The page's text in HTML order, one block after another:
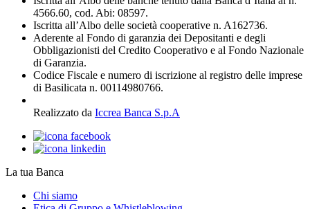
4566.60, cod. Abi: 08597.
Iscritta all’Albo delle società cooperative n. A162736.
Aderente al Fondo di garanzia dei Depositanti e degli
Obbligazionisti del Credito Cooperativo e al Fondo Nazionale
di Garanzia.
Codice Fiscale e numero di iscrizione al registro delle imprese
di Basilicata n. 00114980766.
Realizzato da Iccrea Banca S.p.A
La tua Banca
Chi siamo